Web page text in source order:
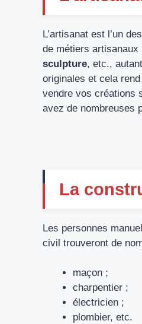
L’artisanat est l’un
de métiers
sculpture, etc.,
originales et cela
vendre vos créations
avez de nombreuses
La
Les personnes
civil trouveront de
maçon ;
charpentier ;
électricien ;
plombier, etc.